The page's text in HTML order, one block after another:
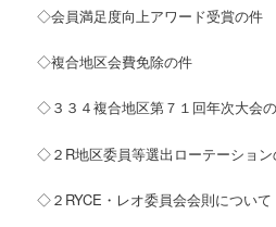
◇会員満足度向上アワード受賞の件
◇複合地区会費免除の件
◇３３４複合地区第７１回年次大会
◇２R地区委員等選出ローテーション
◇２RYCE・レオ委員会会則について